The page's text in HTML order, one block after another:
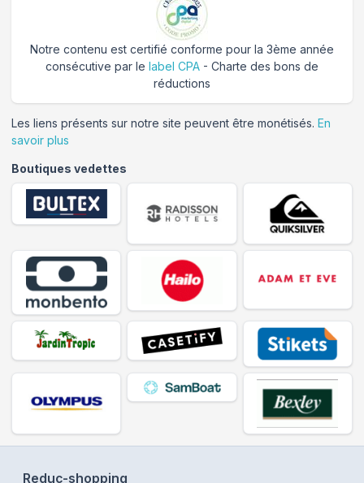
Notre contenu est certifié conforme pour la 3ème année
consécutive par le label CPA - Charte des bons de
réductions
Les liens présents sur notre site peuvent être monétisés. En
savoir plus
Boutiques vedettes
Reduc-shopping